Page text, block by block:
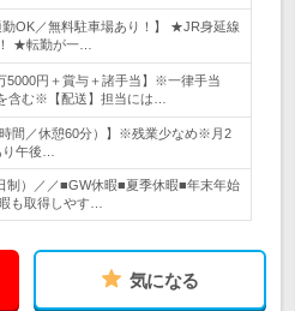
勤OK／無料駐車場あり！】 ★JR身延線
★転勤が一…
5000円＋賞与＋諸手当】※一律手当
含む※【配送】担当には…
間／休憩60分）】※残業少なめ※月2
午後…
制）／／■GW休暇■夏季休暇■年末年始
も取得しやす…
気になる